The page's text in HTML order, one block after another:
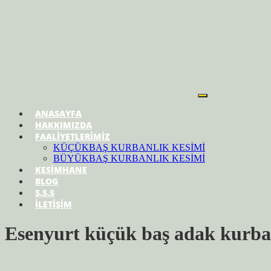
ANASAYFA
HAKKIMIZDA
FAALİYETLERİMİZ
KÜÇÜKBAŞ KURBANLIK KESİMİ
BÜYÜKBAŞ KURBANLIK KESİMİ
KESİMHANE
BLOG
S.S.S
İLETİŞİM
Esenyurt küçük baş adak